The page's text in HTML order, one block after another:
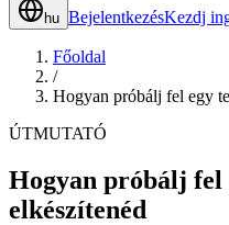
hu BejelentkezésKezdj
Főoldal
/
Hogyan próbálj fel egy
ÚTMUTATÓ
Hogyan próbálj fel
elkészítenéd